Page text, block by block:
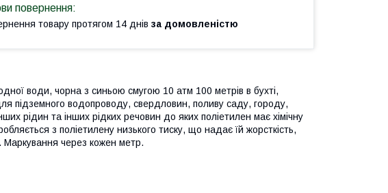
товару протягом 14 днів за домовленістю
води, чорна з синьою смугою 10 атм 100 метрів в бухті,
підземного водопроводу, свердловин, поливу саду, городу,
рідин та інших рідких речовин до яких поліетилен має хімічну
з поліетилену низького тиску, що надає їй жорсткість,
Маркування через кожен метр.